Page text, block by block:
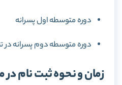
دوره متوسطه اول پسرانه
دوره متوسطه دوم پسرانه در
زمان و نحوه ثبت نام